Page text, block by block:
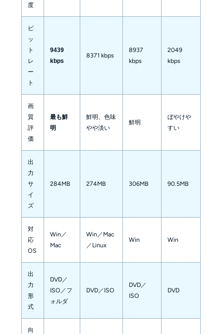
度
ビ
ッ
ト
レ
ー
ト
9439
kbps
8371 kbps
8937
kbps
2049
kbps
画
質
評
価
最も鮮
明
鮮明、色味
やや淡い
鮮明
ぼやけや
すい
出
力
サ
イ
ズ
284MB 274MB 306MB 90.5MB
対
応
OS
Win／
Mac
Win／Mac
／Linux
Win Win
出
力
形
式
DVD／
ISO／フ
ォルダ
DVD／ISO
DVD／
ISO
DVD
向